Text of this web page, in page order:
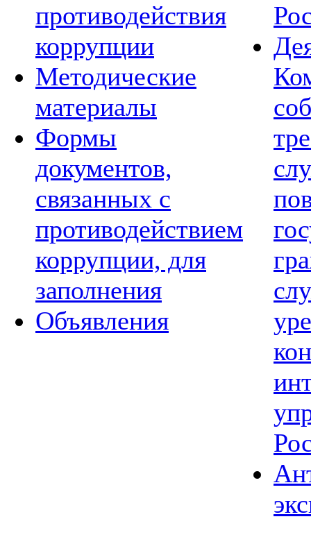
противодействия
коррупции
Методические
материалы
Формы
документов,
связанных с
противодействием
коррупции, для
заполнения
Объявления